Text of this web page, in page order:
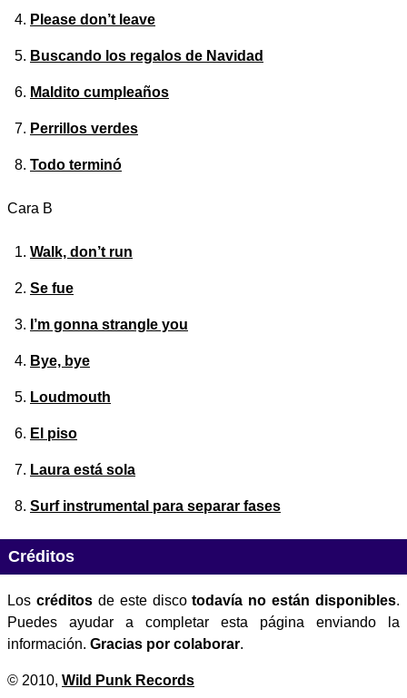
Please don’t leave
Buscando los regalos de Navidad
Maldito cumpleaños
Perrillos verdes
Todo terminó
Cara B
Walk, don’t run
Se fue
I’m gonna strangle you
Bye, bye
Loudmouth
El piso
Laura está sola
Surf instrumental para separar fases
Créditos
Los créditosde este discotodavía no están disponibles.
Puedes ayudar a completar esta página enviando la
información. Gracias por colaborar.
© 2010, Wild Punk Records